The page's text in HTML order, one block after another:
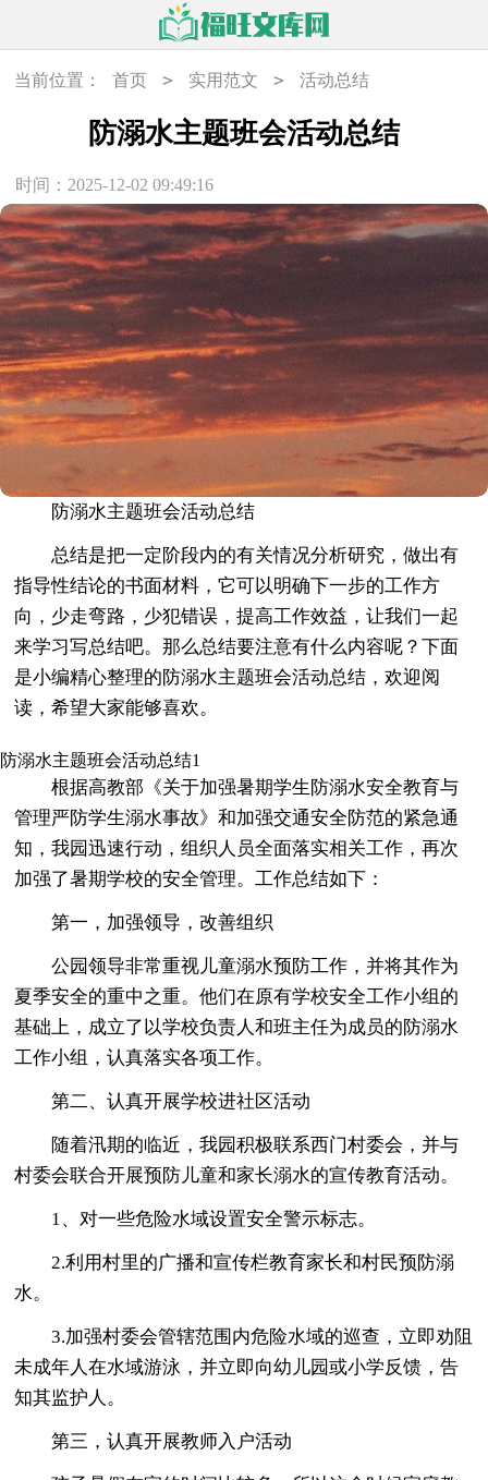
当前位置： 首页 > 实用范文 > 活动总结
防溺水主题班会活动总结
时间：2025-12-02 09:49:16
防溺水主题班会活动总结
总结是把一定阶段内的有关情况分析研究，做出有
指导性结论的书面材料，它可以明确下一步的工作方
向，少走弯路，少犯错误，提高工作效益，让我们一起
来学习写总结吧。那么总结要注意有什么内容呢？下面
是小编精心整理的防溺水主题班会活动总结，欢迎阅
读，希望大家能够喜欢。
防溺水主题班会活动总结1
根据高教部《关于加强暑期学生防溺水安全教育与
管理严防学生溺水事故》和加强交通安全防范的紧急通
知，我园迅速行动，组织人员全面落实相关工作，再次
加强了暑期学校的安全管理。工作总结如下：
第一，加强领导，改善组织
公园领导非常重视儿童溺水预防工作，并将其作为
夏季安全的重中之重。他们在原有学校安全工作小组的
基础上，成立了以学校负责人和班主任为成员的防溺水
工作小组，认真落实各项工作。
第二、认真开展学校进社区活动
随着汛期的临近，我园积极联系西门村委会，并与
村委会联合开展预防儿童和家长溺水的宣传教育活动。
1、对一些危险水域设置安全警示标志。
2.利用村里的广播和宣传栏教育家长和村民预防溺
水。
3.加强村委会管辖范围内危险水域的巡查，立即劝阻
未成年人在水域游泳，并立即向幼儿园或小学反馈，告
知其监护人。
第三，认真开展教师入户活动